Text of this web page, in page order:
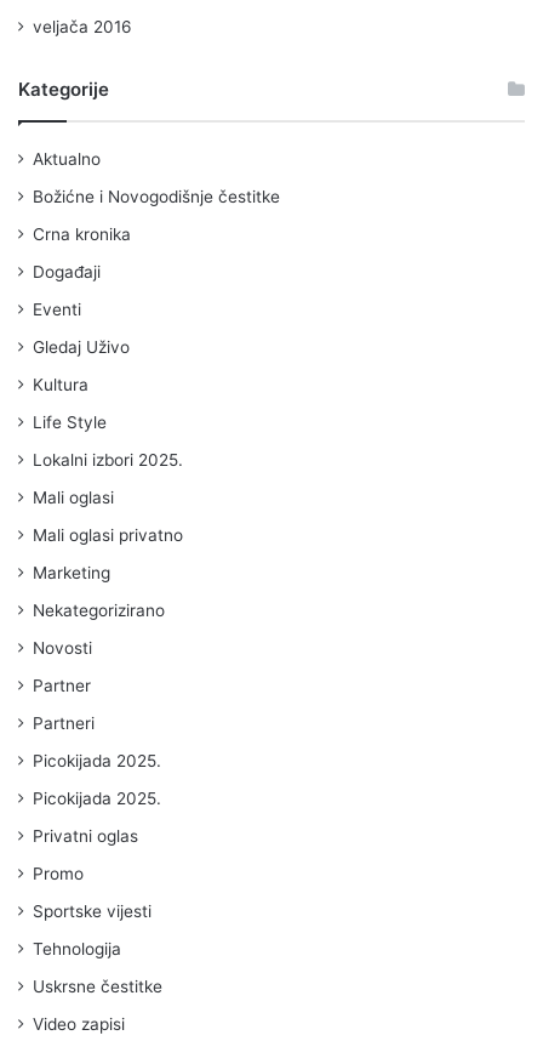
veljača 2016
Kategorije
Aktualno
Božićne i Novogodišnje čestitke
Crna kronika
Događaji
Eventi
Gledaj Uživo
Kultura
Life Style
Lokalni izbori 2025.
Mali oglasi
Mali oglasi privatno
Marketing
Nekategorizirano
Novosti
Partner
Partneri
Picokijada 2025.
Picokijada 2025.
Privatni oglas
Promo
Sportske vijesti
Tehnologija
Uskrsne čestitke
Video zapisi